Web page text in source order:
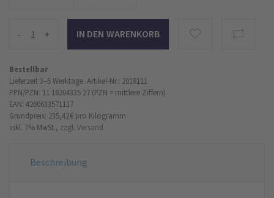
- +
Bestellbar
Lieferzeit 3–5 Werktage. Artikel-Nr.: 2018111
PPN/PZN: 11 18204335 27 (PZN = mittlere Ziffern)
EAN: 4260633571117
Grundpreis: 235,42 € pro Kilogramm
inkl. 7% MwSt., zzgl. Versand
Beschreibung